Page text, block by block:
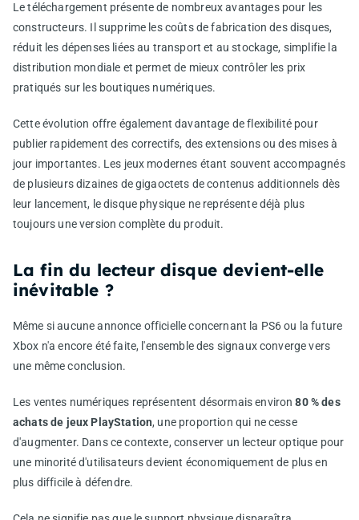
Le téléchargement présente de nombreux avantages pour les
constructeurs. Il supprime les coûts de fabrication des disques,
réduit les dépenses liées au transport et au stockage, simplifie la
distribution mondiale et permet de mieux contrôler les prix
pratiqués sur les boutiques numériques.
Cette évolution offre également davantage de flexibilité pour
publier rapidement des correctifs, des extensions ou des mises à
jour importantes. Les jeux modernes étant souvent accompagnés
de plusieurs dizaines de gigaoctets de contenus additionnels dès
leur lancement, le disque physique ne représente déjà plus
toujours une version complète du produit.
La fin du lecteur disque devient-elle
inévitable ?
Même si aucune annonce officielle concernant la PS6 ou la future
Xbox n'a encore été faite, l'ensemble des signaux converge vers
une même conclusion.
Les ventes numériques représentent désormais environ80 % des
achats de jeux PlayStation, une proportion qui ne cesse
d'augmenter. Dans ce contexte, conserver un lecteur optique pour
une minorité d'utilisateurs devient économiquement de plus en
plus difficile à défendre.